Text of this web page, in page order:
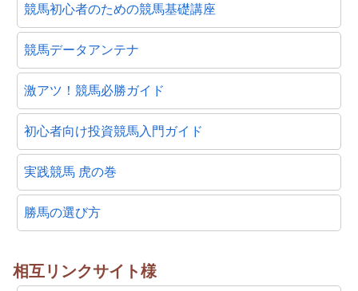
競馬初心者のための競馬基礎講座
競馬データアンテナ
激アツ！競馬必勝ガイド
初心者向け投資競馬入門ガイド
実践競馬 虎の巻
勝馬の選び方
相互リンクサイト様